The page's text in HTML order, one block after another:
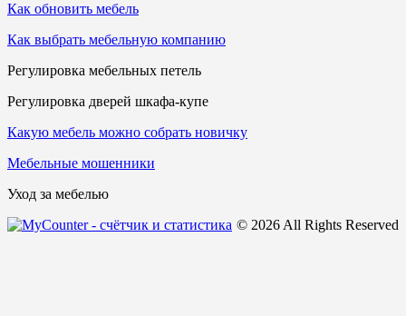
Как обновить мебель
Как выбрать мебельную компанию
Регулировка мебельных петель
Регулировка дверей шкафа-купе
Какую мебель можно собрать новичку
Мебельные мошенники
Уход за мебелью
© 2026 All Rights Reserved